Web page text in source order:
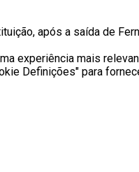
após a saída de
experiência mais
Definições" para